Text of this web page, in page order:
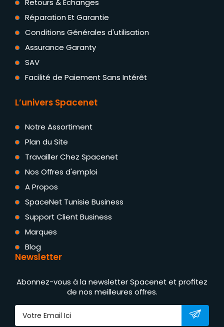
Retours & Échanges
Réparation Et Garantie
Conditions Générales d'utilisation
Assurance Garanty
SAV
Facilité de Paiement Sans Intérêt
L’univers Spacenet
Notre Assortiment
Plan du Site
Travailler Chez Spacenet
Nos Offres d'emploi
A Propos
SpaceNet Tunisie Business
Support Client Business
Marques
Blog
Newsletter
Abonnez-vous à la newsletter Spacenet et profitez
de nos meilleures offres.